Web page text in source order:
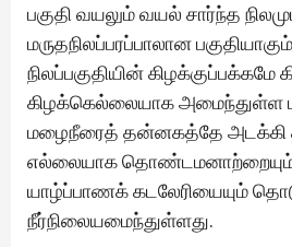
பகுதி வயலும் வயல் சார்ந்த
மருதநிலப்பரப்பாலான
நிலப்பகுதியின் கிழக்குப்பக்கமே
கிழக்கெல்லையாக அமைந்துள்ள
மழைநீரைத் தன்னகத்தே அடக்கி
எல்லையாக
யாழ்ப்பாணக் கடலேரியையும்
நீர்நிலையமைந்துள்ளது.